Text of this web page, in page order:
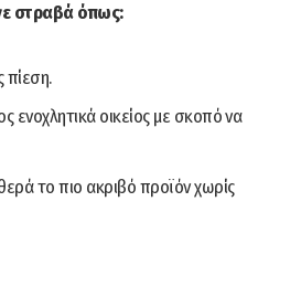
στραβά όπως:
πίεση.
ενοχλητικά οικείος με σκοπό να
το πιο ακριβό προϊόν χωρίς